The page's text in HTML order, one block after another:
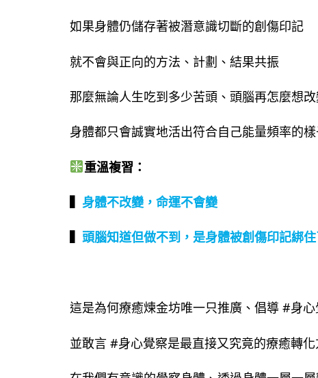
如果身體仍儲存著被潛意識切斷的創傷印記
就不會與正向的方法、計劃、結果共振
那麼無論人生吃到多少苦頭、頭腦再怎麼想
身體都只會誠實地活出符合自己能量頻率的
重溫複習：
▍ 身體不改變，命運不會變
▍ 頭腦知道但做不到，是身體被創傷印記綁
這是為何療癒煉金坊唯一只推廣、倡導 #身
並敢言 #身心覺察是最直接又究竟的療癒轉